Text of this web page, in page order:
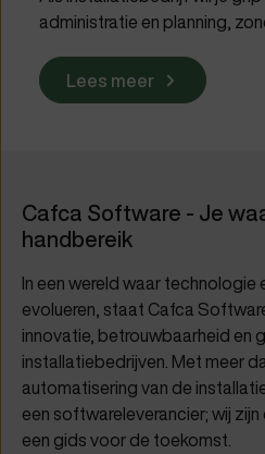
administratie en planning,
Lees meer
Cafca Software - Je
handbereik
In een wereld waar
evolueren, staat Cafca
innovatie, betrouwbaarheid en
installatiebedrijven. Met meer
automatisering van de
een softwareleverancier; wij zijn
een gids voor de toekomst.